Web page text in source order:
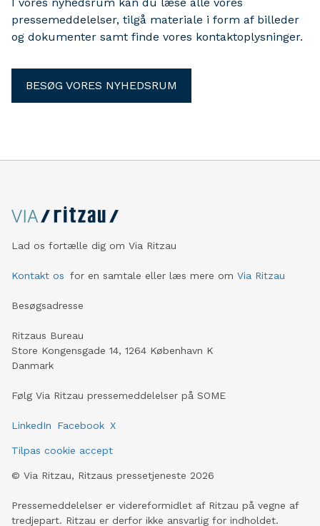
udbygningsplan på op til 15 GW om året i Europa
arbejder Ørsted og havvindindustrien målrettet på at
sænke prisen på energi fra havvind med 30 % inden
pressemeddelelser, tilgå materiale i form af billeder
og dokumenter samt finde vores kontaktoplysninger.
BESØG VORES NYHEDSRUM
Lad os fortælle dig om Via Ritzau
Kontakt os for en samtale eller læs mere om Via Ritzau
Besøgsadresse
Ritzaus Bureau
Store Kongensgade 14, 1264 København K
Danmark
Følg Via Ritzau pressemeddelelser på SOME
LinkedIn Facebook X
Tilpas cookie accept
© Via Ritzau, Ritzaus pressetjeneste 2026
Pressemeddelelser er videreformidlet af Ritzau på vegne af
tredjepart. Ritzau er derfor ikke ansvarlig for indholdet.